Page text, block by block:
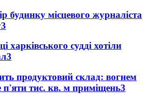
будинку місцевого журналіста
3
харківського судді хотіли
3
продуктовий склад: вогнем
п'яти тис. кв. м приміщень3